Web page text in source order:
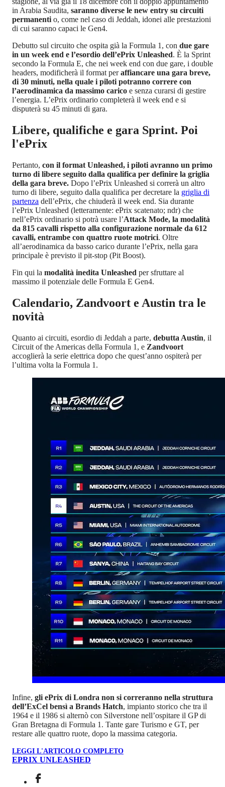
in Arabia Saudita, saranno diverse le new entry su circuiti
permanenti o, come nel caso di Jeddah, idonei alle prestazioni
di cui saranno capaci le Gen4.
Debutto sul circuito che ospita già la Formula 1, con due gare
in un week end e l’esordio dell’ePrix Unleashed. È la Sprint
secondo la Formula E, che nei week end con due gare, i double
headers, modificherà il format peraffiancare una gara breve,
di 30 minuti, nella quale i piloti potranno correre con
l’aerodinamica da massimo carico e senza curarsi di gestire
l’energia. L’ePrix ordinario completerà il week end e si
disputerà su 45 minuti di gara.
Libere, qualifiche e gara Sprint. Poi
l'ePrix
Pertanto, con il format Unleashed, i piloti avranno un primo
turno di libere seguito dalla qualifica per definire la griglia
della gara breve. Dopo l’ePrix Unleashed si correrà un altro
turno di libere, seguito dalla qualifica per decretare la griglia di
partenza dell’ePrix, che chiuderà il week end. Sia durante
l’ePrix Unleashed (letteramente: ePrix scatenato; ndr) che
nell’ePrix ordinario si potrà usare l’Attack Mode, la modalità
da 815 cavalli rispetto alla configurazione normale da 612
cavalli, entrambe con quattro ruote motrici. Oltre
all’aerodinamica da basso carico durante l’ePrix, nella gara
principale è previsto il pit-stop (Pit Boost).
Fin qui la modalità inedita Unleashed per sfruttare al
massimo il potenziale delle Formula E Gen4.
Calendario, Zandvoort e Austin tra le
novità
Quanto ai circuiti, esordio di Jeddah a parte, debutta Austin, il
Circuit of the Americas della Formula 1, e Zandvoort
accoglierà la serie elettrica dopo che quest’anno ospiterà per
l’ultima volta la Formula 1.
Infine, gli ePrix di Londra non si correranno nella struttura
dell’ExCel bensì a Brands Hatch, impianto storico che tra il
1964 e il 1986 si alternò con Silverstone nell’ospitare il GP di
Gran Bretagna di Formula 1. Tante gare Turismo e GT, per
restare alle quattro ruote, dopo la massima categoria.
LEGGI L'ARTICOLO COMPLETO
EPRIX UNLEASHED